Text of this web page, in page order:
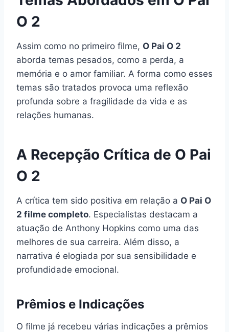
O 2
Assim como no primeiro filme, O Pai O 2
aborda temas pesados, como a perda, a
memória e o amor familiar. A forma como esses
temas são tratados provoca uma reflexão
profunda sobre a fragilidade da vida e as
relações humanas.
A Recepção Crítica de O Pai
O 2
A crítica tem sido positiva em relação a O Pai O
2 filme completo. Especialistas destacam a
atuação de Anthony Hopkins como uma das
melhores de sua carreira. Além disso, a
narrativa é elogiada por sua sensibilidade e
profundidade emocional.
Prêmios e Indicações
O filme já recebeu várias indicações a prêmios